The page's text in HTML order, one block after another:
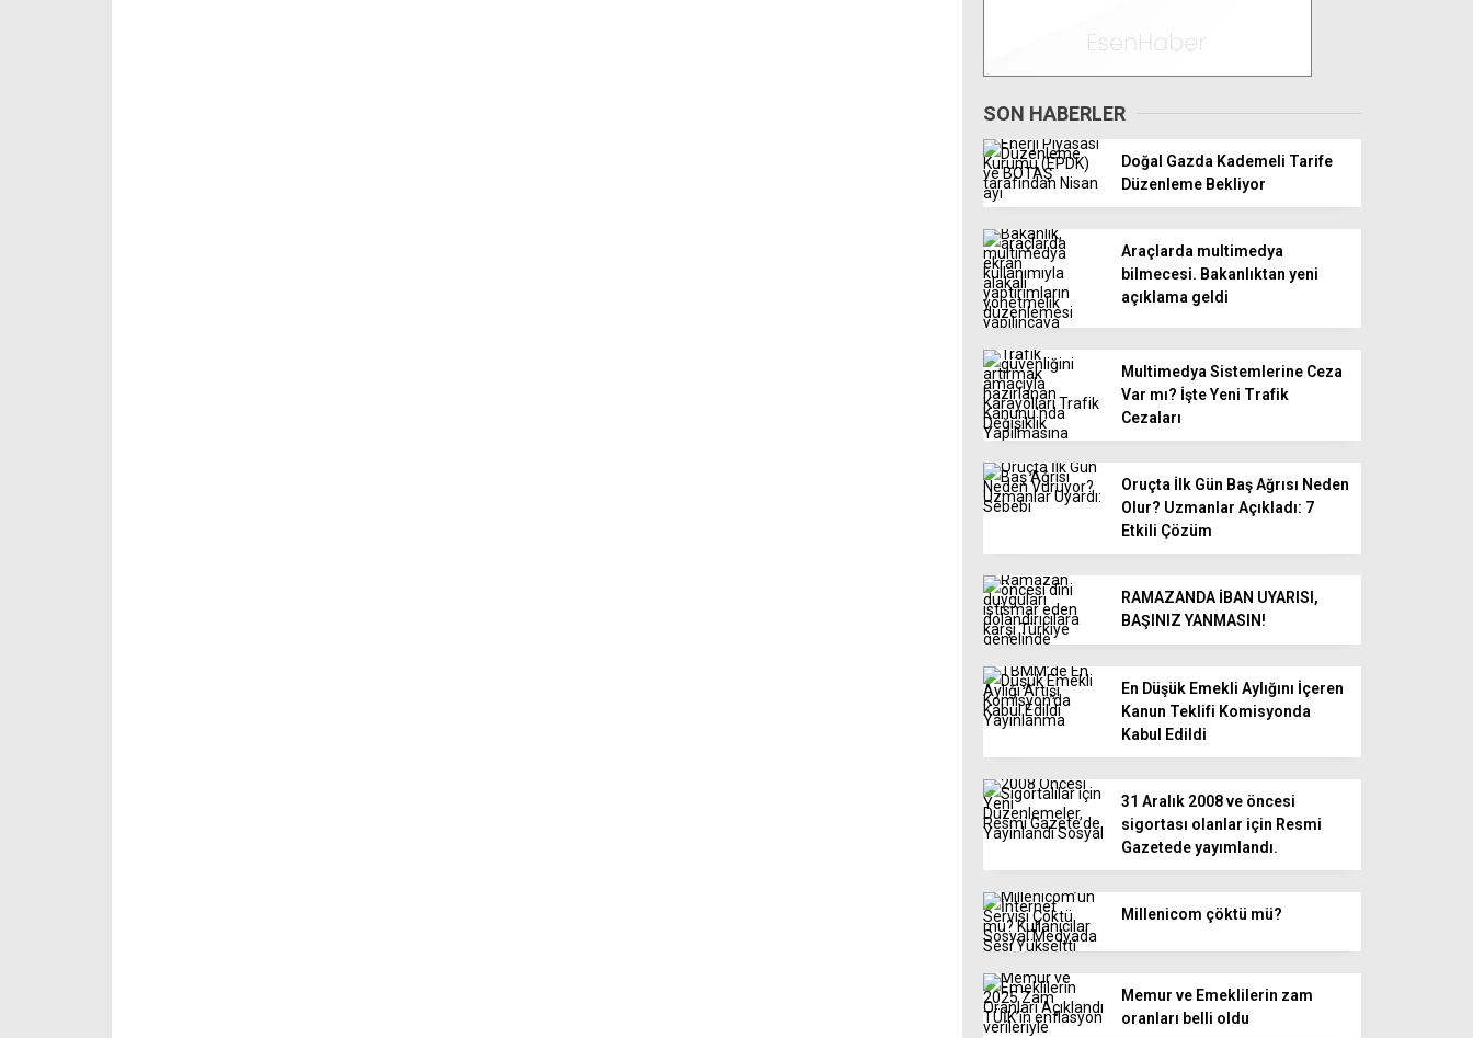
SON HABERLER
Doğal Gazda Kademeli Tarife
Düzenleme Bekliyor
Araçlarda multimedya
bilmecesi. Bakanlıktan yeni
açıklama geldi
Multimedya Sistemlerine Ceza
Var mı? İşte Yeni Trafik
Cezaları
Oruçta İlk Gün Baş Ağrısı Neden
Olur? Uzmanlar Açıkladı: 7
Etkili Çözüm
RAMAZANDA İBAN UYARISI,
BAŞINIZ YANMASIN!
En Düşük Emekli Aylığını İçeren
Kanun Teklifi Komisyonda
Kabul Edildi
31 Aralık 2008 ve öncesi
sigortası olanlar için Resmi
Gazetede yayımlandı.
Millenicom çöktü mü?
Memur ve Emeklilerin zam
oranları belli oldu